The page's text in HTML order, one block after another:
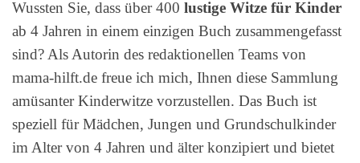
Wussten Sie, dass über 400 lustige Witze für Kinder
ab 4 Jahren in einem einzigen Buch zusammengefasst
sind? Als Autorin des redaktionellen Teams von
mama-hilft.de freue ich mich, Ihnen diese Sammlung
amüsanter Kinderwitze vorzustellen. Das Buch ist
speziell für Mädchen, Jungen und Grundschulkinder
im Alter von 4 Jahren und älter konzipiert und bietet